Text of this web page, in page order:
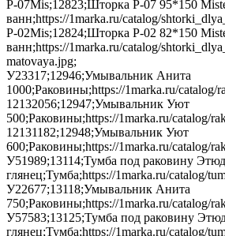
Р-07Mis;12823;Шторка P-07 95*150
ванн;https://1marka.ru/catalog/
Р-02Mis;12824;Шторка P-02 82*150
ванн;https://1marka.ru/catalog/
matovaya.jpg;
У23317;12946;Умывальник Анита
1000;Раковины;https://1marka.ru/
12132056;12947;Умывальник Уют
500;Раковины;https://1marka.ru/catalog/
12131182;12948;Умывальник Уют
600;Раковины;https://1marka.ru/catalog/
У51989;13114;Тумба под раковину
глянец;Тумба;https://1marka.ru/catalog/
У22677;13118;Умывальник Анита
750;Раковины;https://1marka.ru/catalog/
У57583;13125;Тумба под раковину
глянец;Тумба;https://1marka.ru/catalog/